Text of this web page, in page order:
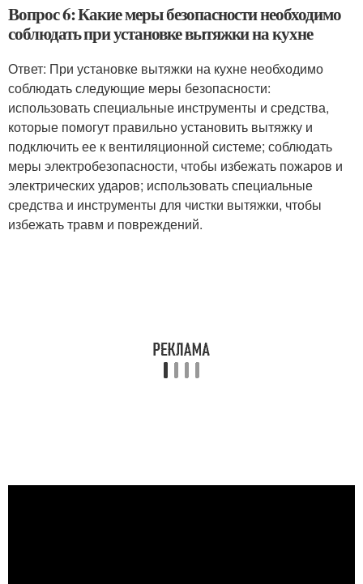
Вопрос 6: Какие меры безопасности необходимо
соблюдать при установке вытяжки на кухне
Ответ: При установке вытяжки на кухне необходимо
соблюдать следующие меры безопасности:
использовать специальные инструменты и средства,
которые помогут правильно установить вытяжку и
подключить ее к вентиляционной системе; соблюдать
меры электробезопасности, чтобы избежать пожаров и
электрических ударов; использовать специальные
средства и инструменты для чистки вытяжки, чтобы
избежать травм и повреждений.